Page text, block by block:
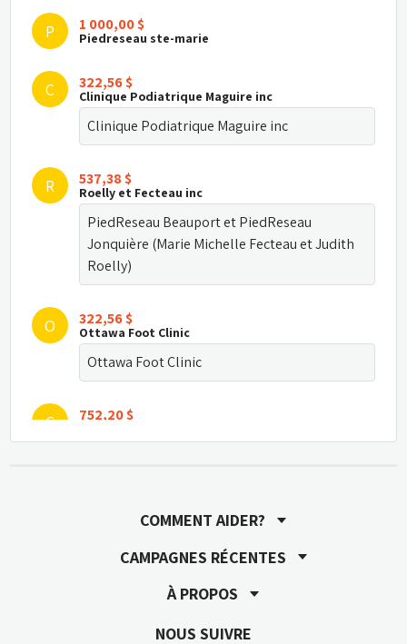
P 1 000,00 $
Piedreseau ste-marie
C 322,56 $
Clinique Podiatrique Maguire inc
Clinique Podiatrique Maguire inc
R 537,38 $
Roelly et Fecteau inc
PiedReseau Beauport et PiedReseau
Jonquière (Marie Michelle Fecteau et Judith
Roelly)
O 322,56 $
Ottawa Foot Clinic
Ottawa Foot Clinic
C 752,20 $
537,38 $
PiedRéseau St-Hyacinthe
Belle initiative!
COMMENT AIDER?
CAMPAGNES RÉCENTES
À PROPOS
NOUS SUIVRE